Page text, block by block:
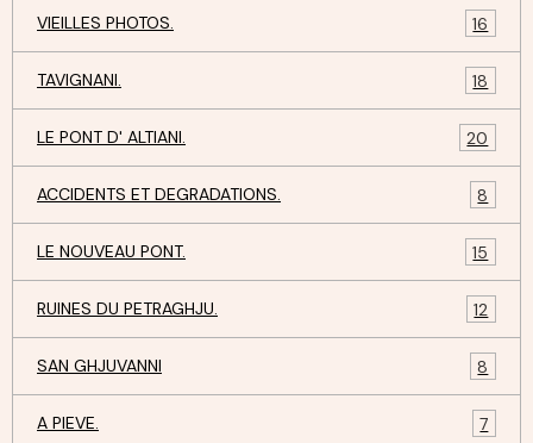
VIEILLES PHOTOS. 16
TAVIGNANI. 18
LE PONT D' ALTIANI. 20
ACCIDENTS ET DEGRADATIONS. 8
LE NOUVEAU PONT. 15
RUINES DU PETRAGHJU. 12
SAN GHJUVANNI 8
A PIEVE. 7